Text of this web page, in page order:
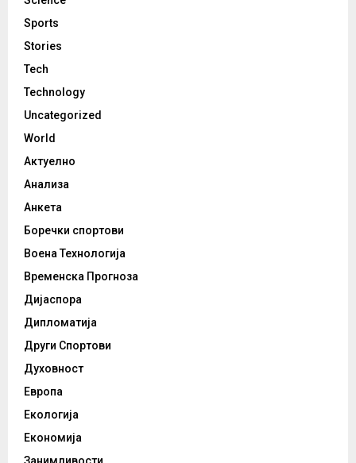
Sports
Stories
Tech
Technology
Uncategorized
World
Актуелно
Анализа
Анкета
Боречки спортови
Воена Технологија
Временска Прогноза
Дијаспора
Дипломатија
Други Спортови
Духовност
Европа
Екологија
Економија